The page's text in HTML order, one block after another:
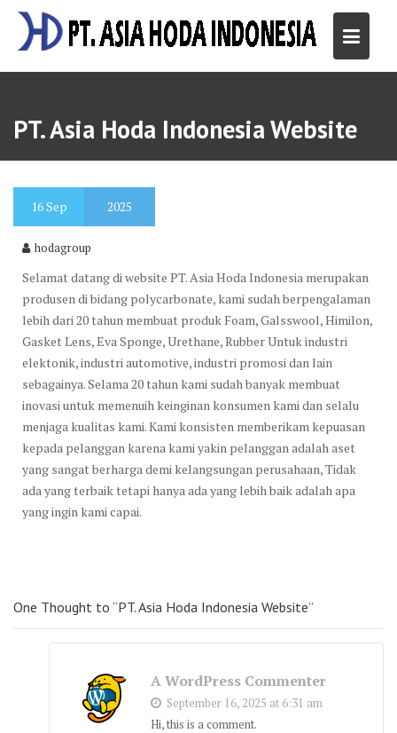
Skip
content
PT. Asia Hoda Indonesia Website
16Sep 2025
hodagroup
Selamat datang di website PT. Asia Hoda Indonesia merupakan
produsen di bidang polycarbonate, kami sudah berpengalaman
lebih dari 20 tahun membuat produk Foam, Galsswool, Himilon,
Gasket Lens, Eva Sponge, Urethane, Rubber Untuk industri
elektonik, industri automotive, industri promosi dan lain
sebagainya. Selama 20 tahun kami sudah banyak membuat
inovasi untuk memenuih keinginan konsumen kami dan selalu
menjaga kualitas kami. Kami konsisten memberikam kepuasan
kepada pelanggan karena kami yakin pelanggan adalah aset
yang sangat berharga demi kelangsungan perusahaan, Tidak
ada yang terbaik tetapi hanya ada yang lebih baik adalah apa
yang ingin kami capai.
One Thought to “PT. Asia Hoda Indonesia Website”
A WordPress Commenter
September 16, 2025 at 6:31 am
Hi, this is a comment.